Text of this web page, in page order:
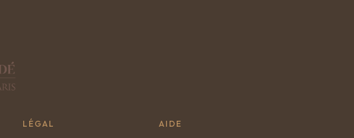
LÉGAL AIDE